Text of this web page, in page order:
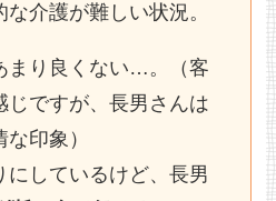
介護が難しい状況。
まり良くない…。（客
じですが、長男さんは
印象）
にしているけど、長男